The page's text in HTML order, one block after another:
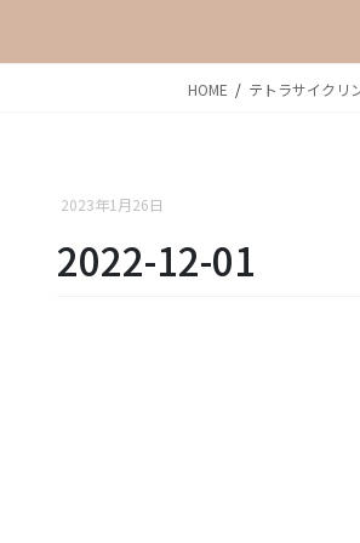
HOME テトラサイクリ
2023年1月26日
2022-12-01